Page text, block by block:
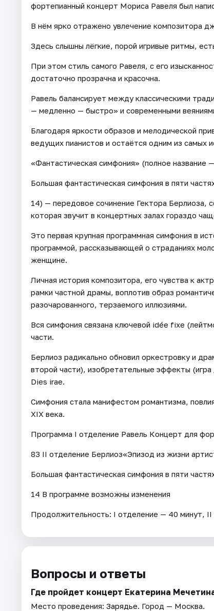
фортепианный концерт Мориса Равеля был
В нём ярко отражено увлечение композитора
Здесь слышны лёгкие, порой игривые ритмы,
При этом стиль самого Равеля, с его
достаточно прозрачна и красочна.
Равель балансирует между классическими
— медленно — быстро» и современными
Благодаря яркости образов и мелодической
ведущих пианистов и остаётся одним из самых
«Фантастическая симфония» (полное название
Большая фантастическая симфония в пяти
14) — передовое сочинение Гектора Берлиоза,
которая звучит в концертных залах гораздо
Это первая крупная программная симфония в
программой, рассказывающей о страданиях
женщине.
Личная история композитора, его чувства к
рамки частной драмы, воплотив образ
разочарованного, терзаемого иллюзиями.
Вся симфония связана ключевой idée fixe
части.
Берлиоз радикально обновил оркестровку и
второй части), изобретательные эффекты
Dies irae.
Симфония стала манифестом романтизма,
XIX века.
Программа I отделение Равель Концерт для
83 II отделение Берлиоз«Эпизод из жизни
Большая фантастическая симфония в пяти
14 В программе возможны изменения
Продолжительность: I отделение — 40 минут, II
Вопросы и ответы
Где пройдет концерт Екатерина
Место проведения: Зарядье. Город — Москва.